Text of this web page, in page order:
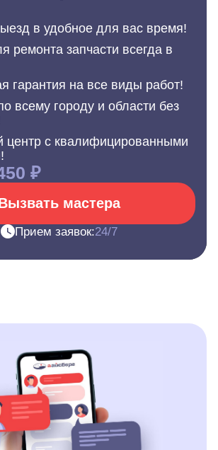
в удобное для вас время!
ремонта запчасти всегда в
гарантия на все виды работ!
всему городу и области без
центр с квалифицированными
₽
мастера
Прием заявок:24/7